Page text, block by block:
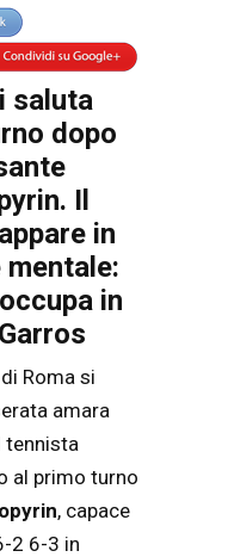
saluta
dopo
Il
in
in
Roma si
amara
tennista
al primo turno
, capace
2 6-3 in